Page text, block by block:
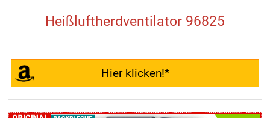
Heißluftherdventilator 96825
Hier klicken!*